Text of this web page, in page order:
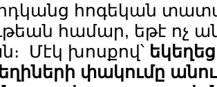
հոգեկան
համար, եթէ ոչ
Մէկ խոսքով՝
փակումը